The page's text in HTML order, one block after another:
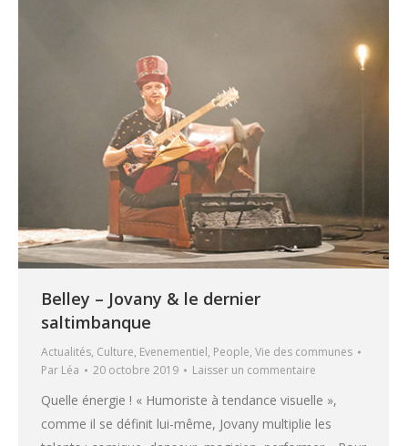
Belley – Jovany & le dernier
saltimbanque
Actualités, Culture, Evenementiel, People, Vie des communes
Par Léa 20 octobre 2019 Laisser un commentaire
Quelle énergie ! « Humoriste à tendance visuelle »,
comme il se définit lui-même, Jovany multiplie les